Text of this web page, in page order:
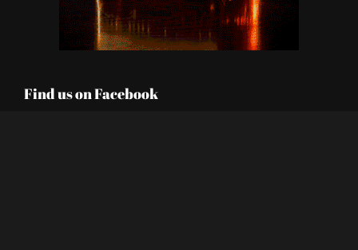
Find us on Facebook